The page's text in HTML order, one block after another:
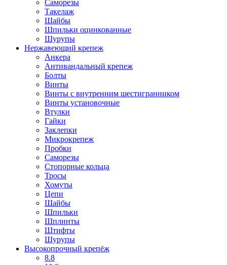
Саморезы
Такелаж
Шайбы
Шпильки оцинкованные
Шурупы
Нержавеющий крепеж
Анкера
Антивандальный крепеж
Болты
Винты
Винты с внутренним шестигранником
Винты установочные
Втулки
Гайки
Заклепки
Микрокрепеж
Пробки
Саморезы
Стопорные кольца
Тросы
Хомуты
Цепи
Шайбы
Шпильки
Шплинты
Штифты
Шурупы
Высокопрочный крепёж
8.8